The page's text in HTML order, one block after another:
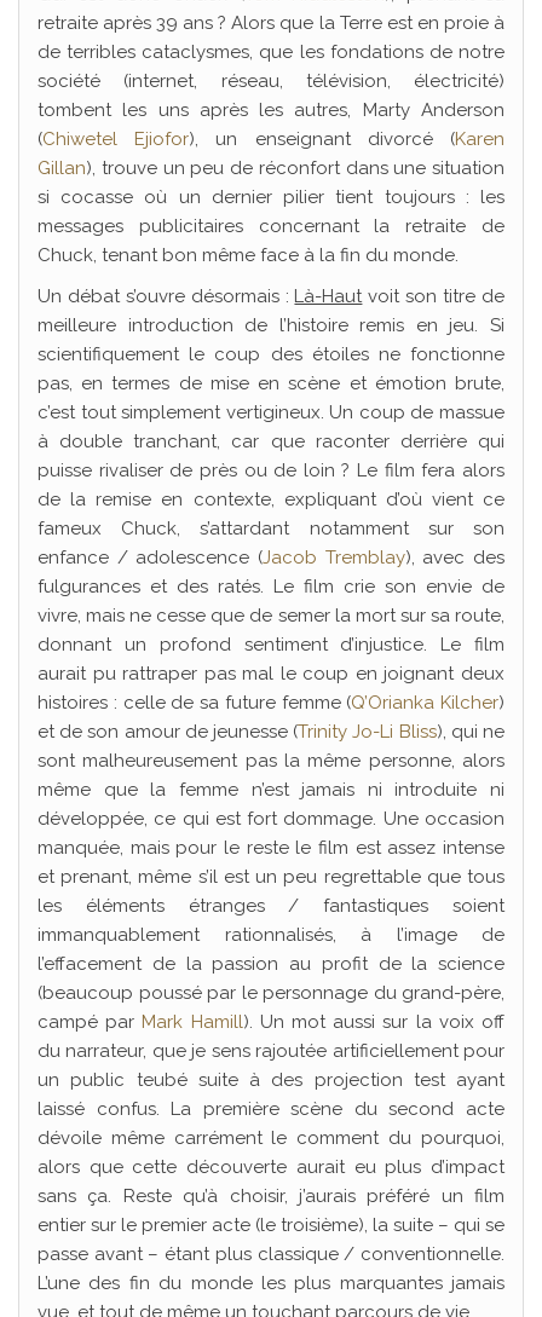
retraite après 39 ans ? Alors que la Terre est en proie à
de terribles cataclysmes, que les fondations de notre
société (internet, réseau, télévision, électricité)
tombent les uns après les autres, Marty Anderson
(Chiwetel Ejiofor), un enseignant divorcé (Karen
Gillan), trouve un peu de réconfort dans une situation
si cocasse où un dernier pilier tient toujours : les
messages publicitaires concernant la retraite de
Chuck, tenant bon même face à la fin du monde.
Un débat s’ouvre désormais : Là-Hautvoit son titre de
meilleure introduction de l’histoire remis en jeu. Si
scientifiquement le coup des étoiles ne fonctionne
pas, en termes de mise en scène et émotion brute,
c’est tout simplement vertigineux. Un coup de massue
à double tranchant, car que raconter derrière qui
puisse rivaliser de près ou de loin ? Le film fera alors
de la remise en contexte, expliquant d’où vient ce
fameux Chuck, s’attardant notamment sur son
enfance / adolescence (Jacob Tremblay), avec des
fulgurances et des ratés. Le film crie son envie de
vivre, mais ne cesse que de semer la mort sur sa route,
donnant un profond sentiment d’injustice. Le film
aurait pu rattraper pas mal le coup en joignant deux
histoires : celle de sa future femme (Q’Orianka Kilcher)
et de son amour de jeunesse (Trinity Jo-Li Bliss), qui ne
sont malheureusement pas la même personne, alors
même que la femme n’est jamais ni introduite ni
développée, ce qui est fort dommage. Une occasion
manquée, mais pour le reste le film est assez intense
et prenant, même s’il est un peu regrettable que tous
les éléments étranges / fantastiques soient
immanquablement rationnalisés, à l’image de
l’effacement de la passion au profit de la science
(beaucoup poussé par le personnage du grand-père,
campé par Mark Hamill). Un mot aussi sur la voix off
du narrateur, que je sens rajoutée artificiellement pour
un public teubé suite à des projection test ayant
laissé confus. La première scène du second acte
dévoile même carrément le comment du pourquoi,
alors que cette découverte aurait eu plus d’impact
sans ça. Reste qu’à choisir, j’aurais préféré un film
entier sur le premier acte (le troisième), la suite – qui se
passe avant – étant plus classique / conventionnelle.
L’une des fin du monde les plus marquantes jamais
vue, et tout de même un touchant parcours de vie.